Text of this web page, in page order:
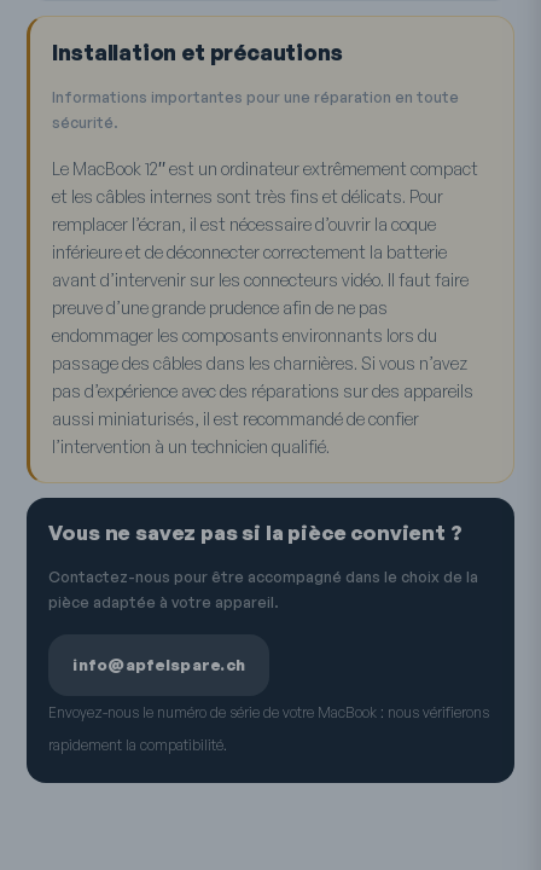
Installation et précautions
Informations importantes pour une réparation en toute
sécurité.
Le MacBook 12″ est un ordinateur extrêmement compact
et les câbles internes sont très fins et délicats. Pour
remplacer l’écran, il est nécessaire d’ouvrir la coque
inférieure et de déconnecter correctement la batterie
avant d’intervenir sur les connecteurs vidéo. Il faut faire
preuve d’une grande prudence afin de ne pas
endommager les composants environnants lors du
passage des câbles dans les charnières. Si vous n’avez
pas d’expérience avec des réparations sur des appareils
aussi miniaturisés, il est recommandé de confier
l’intervention à un technicien qualifié.
Vous ne savez pas si la pièce convient ?
Contactez-nous pour être accompagné dans le choix de la
pièce adaptée à votre appareil.
info@apfelspare.ch
Envoyez-nous le numéro de série de votre MacBook : nous vérifierons
rapidement la compatibilité.